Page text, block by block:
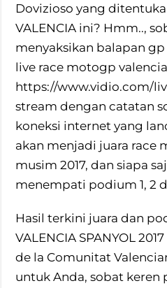
Dovizioso yang
VALENCIA ini? Hmm..,
menyaksikan balapan
live race motogp
https://www.vidio.com/
stream dengan catatan
koneksi internet yang
akan menjadi juara race
musim 2017, dan siapa
menempati podium 1, 2
Hasil terkini juara dan
VALENCIA SPANYOL
de la Comunitat
untuk Anda, sobat keren